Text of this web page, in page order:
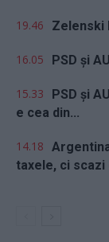
19.46 Zelenski
16.05 PSD și
15.33
PSD și
e cea din...
14.18
taxele, ci scazi